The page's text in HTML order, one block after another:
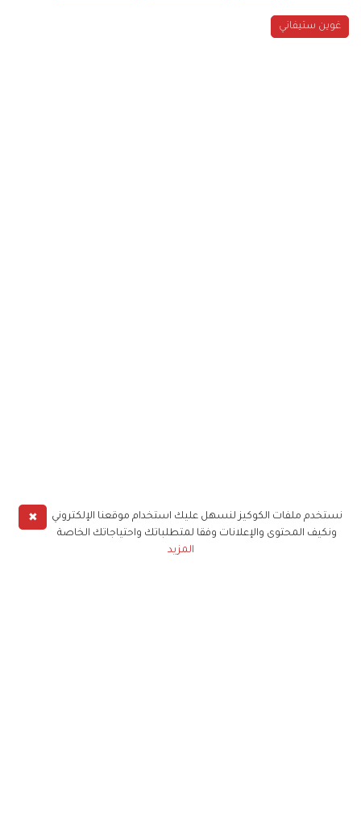
غوين ستيفاني
✖
نستخدم ملفات الكوكيز لنسهل عليك استخدام موقعنا الإلكتروني
ونكيف المحتوى والإعلانات وفقا لمتطلباتك واحتياجاتك الخاصة
المزيد